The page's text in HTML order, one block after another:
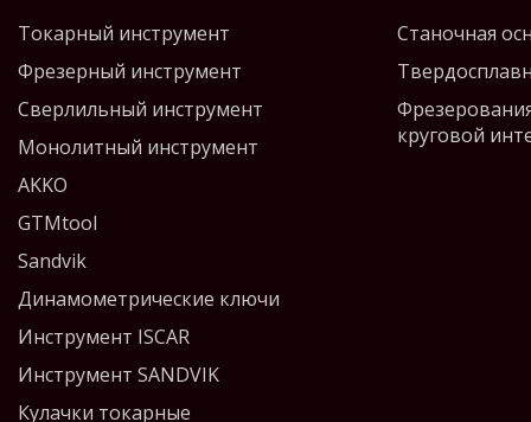
Токарный инструмент
Фрезерный инструмент
Сверлильный инструмент
Монолитный инструмент
AKKO
GTMtool
Sandvik
Динамометрические ключи
Инструмент ISCAR
Инструмент SANDVIK
Кулачки токарные
Станочная
круговой